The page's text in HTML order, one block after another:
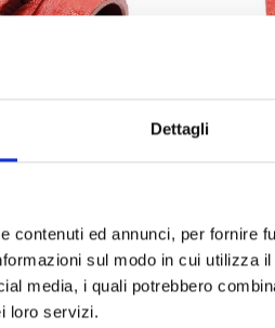
Dettagli
contenuti ed annunci, per fornire
sul modo in cui utilizza
media, i quali potrebbero
loro servizi.
GMG
ptdR
1/2"-